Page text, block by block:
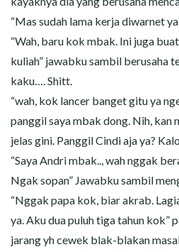
“Mas sudah lama kerja diwarnet
“Wah, baru kok mbak. Ini juga
kuliah” jawabku sambil berusaha
kaku…. Shitt.
“wah, kok lancer banget gitu ya
panggil saya mbak dong. Nih, kan
jelas gini. Panggil Cindi aja ya?
“Saya Andri mbak.., wah nggak
Ngak sopan” Jawabku sambil
“Nggak papa kok, biar akrab.
ya. Aku dua puluh tiga tahun kok”
jarang yh cewek blak-blakan